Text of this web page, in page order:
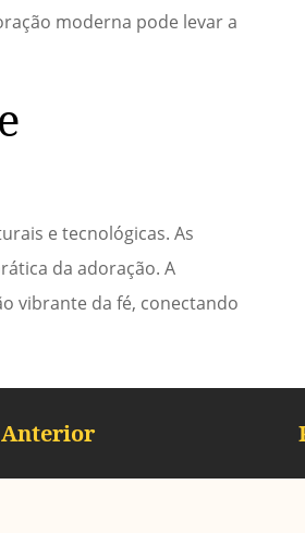
moderna pode levar a
e tecnológicas. As
da adoração. A
vibrante da fé, conectando
Anterior